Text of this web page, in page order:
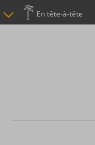
En tête-à-tête